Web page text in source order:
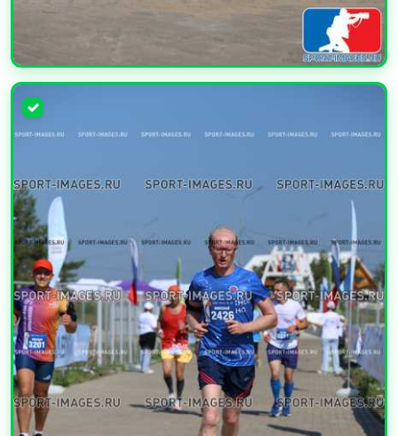
УВЕЛИЧИТЬ